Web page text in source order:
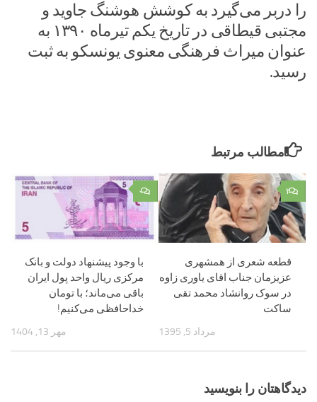
را دربر می‌گیرد به کوشش هوشنگ جاوید و
مجتبی قیطاقی در تاریخ یکم تیرماه ۱۳۹۰ به
عنوان میراث فرهنگی معنوی یونسکو به ثبت
رسید.
مطالب مرتبط
۰
با وجود پیشنهاد دولت و بانک
مرکزی ریال واحد پول ایران
باقی می‌ماند؛ با تومان
خداحافظی می‌کنیم!
مهر 13, 1404
۲
قطعه شعری از همشهری
عزیزمان جناب اقای یاوری زاوه
در سوک روانشاد محمد تقی
ساکت
مرداد 5, 1395
دیدگاهتان را بنویسید